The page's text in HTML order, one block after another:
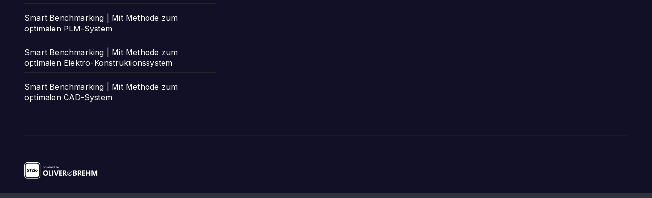
Smart Benchmarking | Mit Methode zum
optimalen PLM-System
Smart Benchmarking | Mit Methode zum
optimalen Elektro-Konstruktionssystem
Smart Benchmarking | Mit Methode zum
optimalen CAD-System